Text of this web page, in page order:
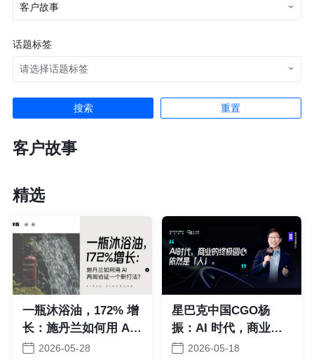
客户故事
话题标签
请选择话题标签
重置
客户故事
精选
一瓶沐浴油，172% 增
长：施丹兰如何用 AI
两周验证一个新打法？
2026-05-28
星巴克中国CGO杨
振：AI 时代，商业底
色依然是“人”
2026-05-18